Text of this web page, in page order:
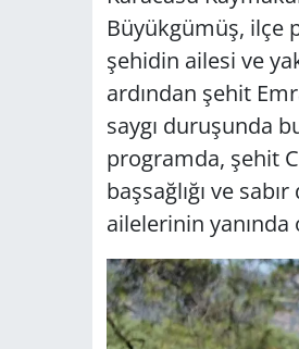
Büyükgümüş, ilçe
şehidin ailesi ve
ardından şehit
saygı duruşunda
programda, şehit
başsağlığı ve
ailelerinin